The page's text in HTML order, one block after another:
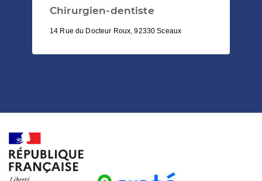
Chirurgien-dentiste
14 Rue du Docteur Roux, 92330 Sceaux